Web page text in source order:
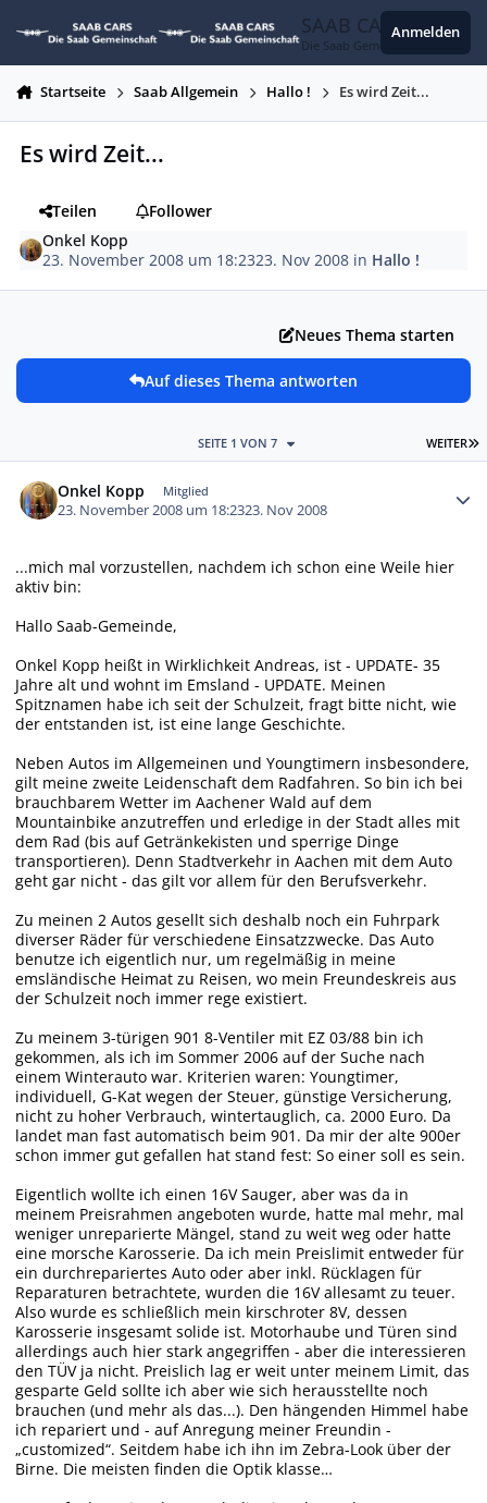
SAAB CARS
Die Saab Gemeinschaft
Anmelden
Startseite Saab Allgemein Hallo ! Es wird Zeit...
Es wird Zeit...
Teilen
Follower
Onkel Kopp
23. November 2008 um 18:2323. Nov 2008 in Hallo !
Neues Thema starten
Auf dieses Thema antworten
WEITER
SEITE 1 VON 7
Onkel Kopp Mitglied
23. November 2008 um 18:2323. Nov 2008
...mich mal vorzustellen, nachdem ich schon eine Weile hier
aktiv bin:
Hallo Saab-Gemeinde,
Onkel Kopp heißt in Wirklichkeit Andreas, ist - UPDATE- 35
Jahre alt und wohnt im Emsland - UPDATE. Meinen
Spitznamen habe ich seit der Schulzeit, fragt bitte nicht, wie
der entstanden ist, ist eine lange Geschichte.
Neben Autos im Allgemeinen und Youngtimern insbesondere,
gilt meine zweite Leidenschaft dem Radfahren. So bin ich bei
brauchbarem Wetter im Aachener Wald auf dem
Mountainbike anzutreffen und erledige in der Stadt alles mit
dem Rad (bis auf Getränkekisten und sperrige Dinge
transportieren). Denn Stadtverkehr in Aachen mit dem Auto
geht gar nicht - das gilt vor allem für den Berufsverkehr.
Zu meinen 2 Autos gesellt sich deshalb noch ein Fuhrpark
diverser Räder für verschiedene Einsatzzwecke. Das Auto
benutze ich eigentlich nur, um regelmäßig in meine
emsländische Heimat zu Reisen, wo mein Freundeskreis aus
der Schulzeit noch immer rege existiert.
Zu meinem 3-türigen 901 8-Ventiler mit EZ 03/88 bin ich
gekommen, als ich im Sommer 2006 auf der Suche nach
einem Winterauto war. Kriterien waren: Youngtimer,
individuell, G-Kat wegen der Steuer, günstige Versicherung,
nicht zu hoher Verbrauch, wintertauglich, ca. 2000 Euro. Da
landet man fast automatisch beim 901. Da mir der alte 900er
schon immer gut gefallen hat stand fest: So einer soll es sein.
Eigentlich wollte ich einen 16V Sauger, aber was da in
meinem Preisrahmen angeboten wurde, hatte mal mehr, mal
weniger unreparierte Mängel, stand zu weit weg oder hatte
eine morsche Karosserie. Da ich mein Preislimit entweder für
ein durchrepariertes Auto oder aber inkl. Rücklagen für
Reparaturen betrachtete, wurden die 16V allesamt zu teuer.
Also wurde es schließlich mein kirschroter 8V, dessen
Karosserie insgesamt solide ist. Motorhaube und Türen sind
allerdings auch hier stark angegriffen - aber die interessieren
den TÜV ja nicht. Preislich lag er weit unter meinem Limit, das
gesparte Geld sollte ich aber wie sich herausstellte noch
brauchen (und mehr als das...). Den hängenden Himmel habe
ich repariert und - auf Anregung meiner Freundin -
„customized“. Seitdem habe ich ihn im Zebra-Look über der
Birne. Die meisten finden die Optik klasse…